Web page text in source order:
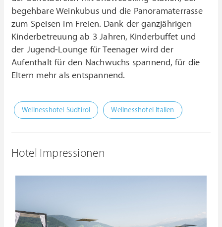
begehbare Weinkubus und die Panoramaterrasse
zum Speisen im Freien. Dank der ganzjährigen
Kinderbetreuung ab 3 Jahren, Kinderbuffet und
der Jugend-Lounge für Teenager wird der
Aufenthalt für den Nachwuchs spannend, für die
Eltern mehr als entspannend.
Wellnesshotel Südtirol Wellnesshotel Italien
Hotel Impressionen